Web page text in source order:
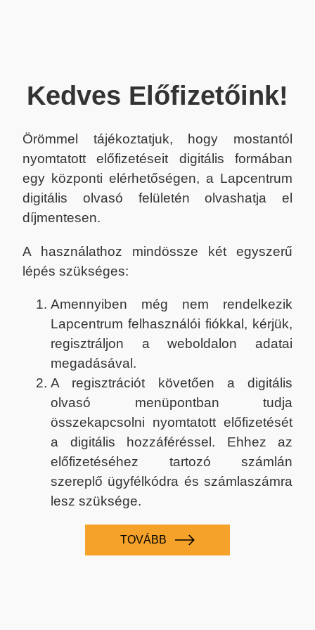
Kedves Előfizetőink!
Örömmel tájékoztatjuk, hogy mostantól
nyomtatott előfizetéseit digitális formában
egy központi elérhetőségen, a Lapcentrum
digitális olvasó felületén olvashatja el
díjmentesen.
A használathoz mindössze két egyszerű
lépés szükséges:
Amennyiben még nem rendelkezik
Lapcentrum felhasználói fiókkal, kérjük,
regisztráljon a weboldalon adatai
megadásával.
A regisztrációt követően a digitális
olvasó menüpontban tudja
összekapcsolni nyomtatott előfizetését
a digitális hozzáféréssel. Ehhez az
előfizetéséhez tartozó számlán
szereplő ügyfélkódra és számlaszámra
lesz szüksége.
TOVÁBB